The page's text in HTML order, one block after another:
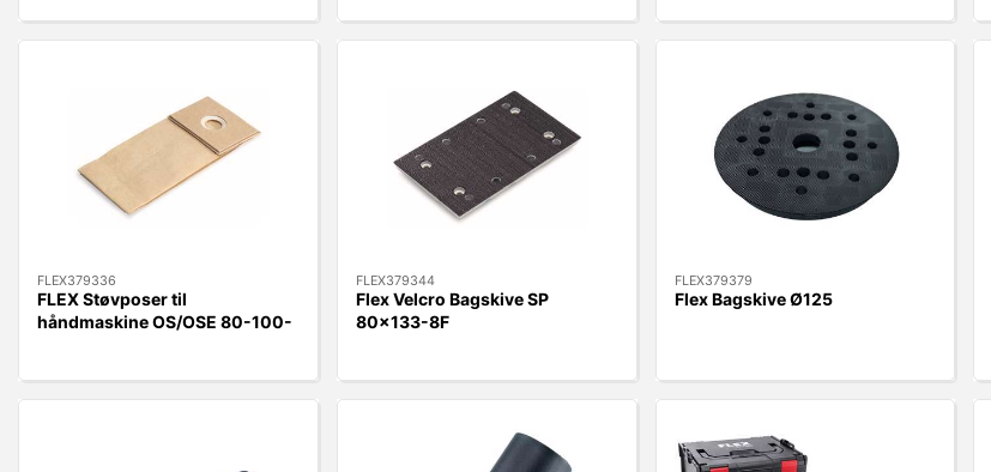
FLEX379336
FLEX Støvposer til
håndmaskine OS/OSE 80-100-
FLEX379344
Flex Velcro Bagskive SP
80x133-8F
FLEX379379
Flex Bagskive Ø125